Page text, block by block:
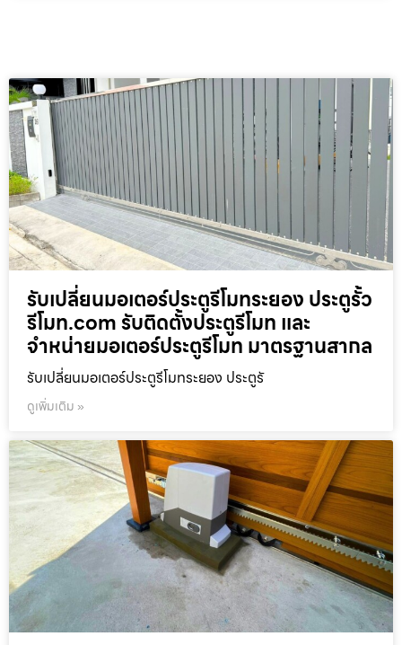
รับเปลี่ยนมอเตอร์ประตูรีโมทระยอง ประตูรั้ว
รีโมท.com รับติดตั้งประตูรีโมท และ
จำหน่ายมอเตอร์ประตูรีโมท มาตรฐานสากล
รับเปลี่ยนมอเตอร์ประตูรีโมทระยอง ประตูรั
ดูเพิ่มเติม »